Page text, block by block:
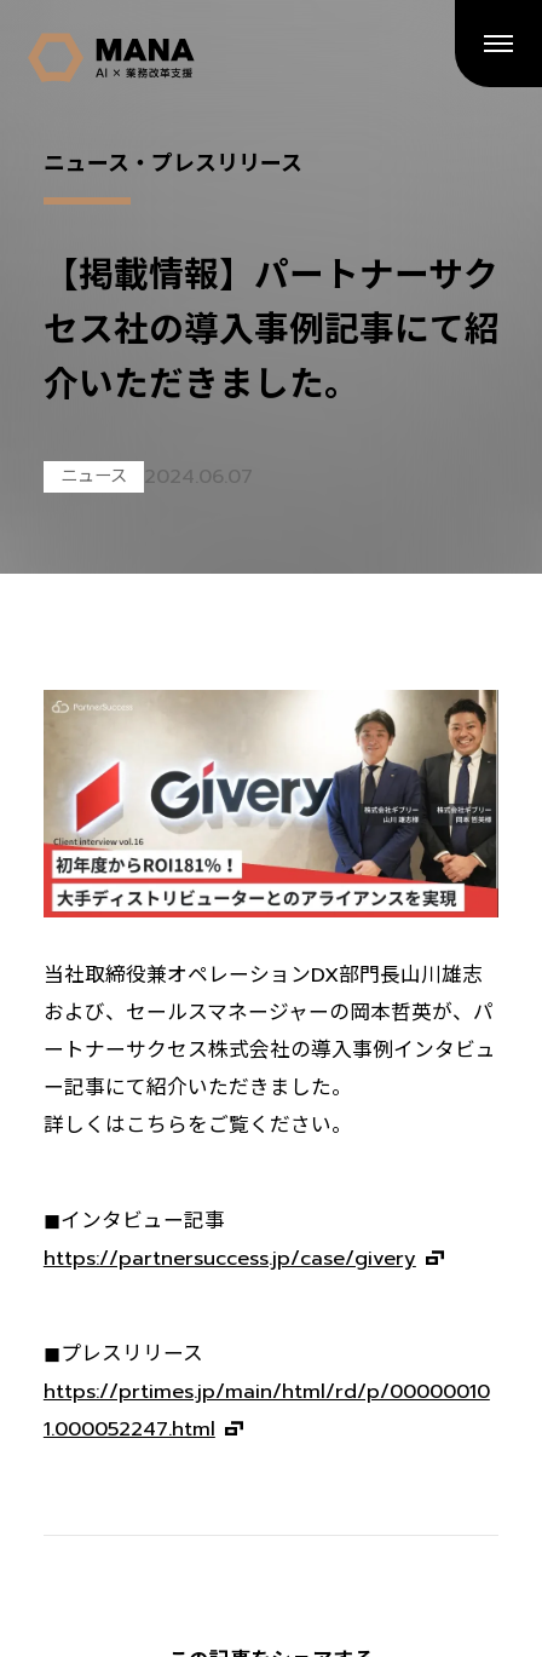
ニュース・プレスリリース
【掲載情報】パートナーサク
セス社の導入事例記事にて紹
介いただきました。
ニュース 2024.06.07
当社取締役兼オペレーションDX部門長山川雄志
および、セールスマネージャーの岡本哲英が、パ
ートナーサクセス株式会社の導入事例インタビュ
ー記事にて紹介いただきました。
詳しくはこちらをご覧ください。
◼インタビュー記事
https://partnersuccess.jp/case/givery
◼プレスリリース
https://prtimes.jp/main/html/rd/p/00000010
1.000052247.html